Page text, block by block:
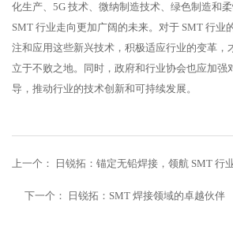
化生产、5G 技术、微纳制造技术、绿色制造和
SMT 行业走向更加广阔的未来。对于 SMT 行业
注和应用这些新兴技术，积极适应行业的变革，
立于不败之地。同时，政府和行业协会也应加强
导，推动行业的技术创新和可持续发展。
上一个： 日锐拓：锚定无铅焊接，领航 SMT 行
下一个： 日锐拓：SMT 焊接领域的卓越伙伴